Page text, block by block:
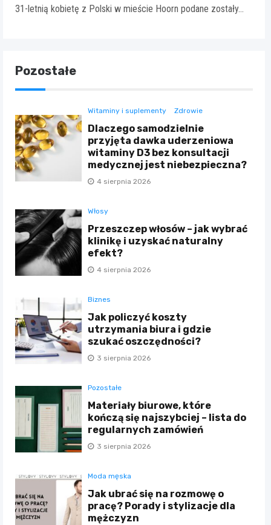
31-letnią kobietę z Polski w mieście Hoorn podane zostały…
Pozostałe
Witaminy i suplementy Zdrowie
Dlaczego samodzielnie
przyjęta dawka uderzeniowa
witaminy D3 bez konsultacji
medycznej jest niebezpieczna?
4 sierpnia 2026
Włosy
Przeszczep włosów – jak wybrać
klinikę i uzyskać naturalny
efekt?
4 sierpnia 2026
Biznes
Jak policzyć koszty
utrzymania biura i gdzie
szukać oszczędności?
3 sierpnia 2026
Pozostałe
Materiały biurowe, które
kończą się najszybciej – lista do
regularnych zamówień
3 sierpnia 2026
Moda męska
Jak ubrać się na rozmowę o
pracę? Porady i stylizacje dla
mężczyzn